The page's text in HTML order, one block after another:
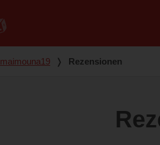
maimouna19 ❭ Rezensionen